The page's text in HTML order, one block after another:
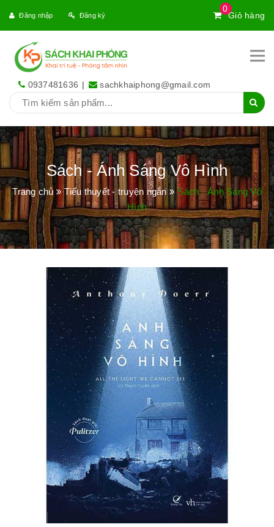
0
Giỏ hàng
Đăng nhập Đăng ký
0937481636 | sachkhaiphong@gmail.com
Sách - Ánh Sáng Vô Hình
Trang chủ Tiểu thuyết - truyện ngắn
Sách - Ánh Sáng Vô
Hình